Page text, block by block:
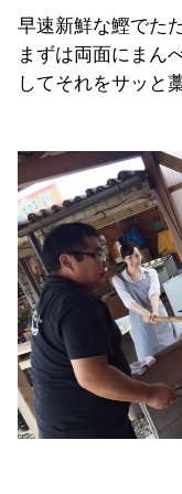
早速新鮮な鰹でた
まずは両面にまん
してそれをサッと